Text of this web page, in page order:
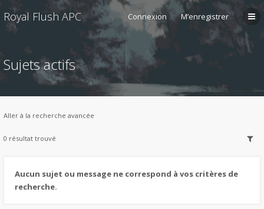
Royal Flush APC Connexion M’enregistrer
Sujets actifs
Aller à la recherche avancée
0 résultat trouvé
Aucun sujet ou message ne correspond à vos critères de
recherche.